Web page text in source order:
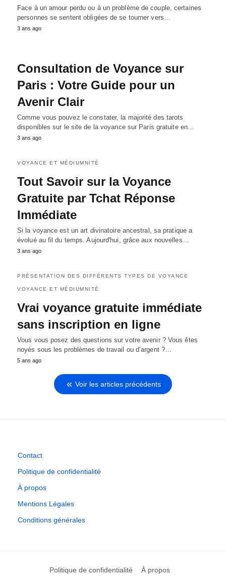
Face à un amour perdu ou à un problème de couple, certaines
personnes se sentent obligées de se tourner vers…
3 ans ago
Consultation de Voyance sur
Paris : Votre Guide pour un
Avenir Clair
Comme vous pouvez le constater, la majorité des tarots
disponibles sur le site de la voyance sur Paris gratuite en…
3 ans ago
VOYANCE ET MÉDIUMNITÉ
Tout Savoir sur la Voyance
Gratuite par Tchat Réponse
Immédiate
Si la voyance est un art divinatoire ancestral, sa pratique a
évolué au fil du temps. Aujourd'hui, grâce aux nouvelles…
3 ans ago
PRÉSENTATION DES DIFFÉRENTS TYPES DE VOYANCE
VOYANCE ET MÉDIUMNITÉ
Vrai voyance gratuite immédiate
sans inscription en ligne
Vous vous posez des questions sur votre avenir ? Vous êtes
noyés sous les problèmes de travail ou d’argent ?…
5 ans ago
Voir les articles précédents
Contact
Politique de confidentialité
À propos
Mentions Légales
Conditions générales
Politique de confidentialité À propos